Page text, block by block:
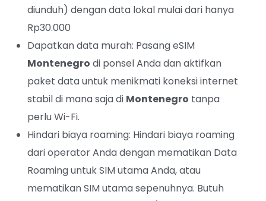
diunduh) dengan data lokal mulai dari hanya
Rp30.000
Dapatkan data murah: Pasang eSIM
Montenegro di ponsel Anda dan aktifkan
paket data untuk menikmati koneksi internet
stabil di mana saja di Montenegro tanpa
perlu Wi-Fi.
Hindari biaya roaming: Hindari biaya roaming
dari operator Anda dengan mematikan Data
Roaming untuk SIM utama Anda, atau
mematikan SIM utama sepenuhnya. Butuh